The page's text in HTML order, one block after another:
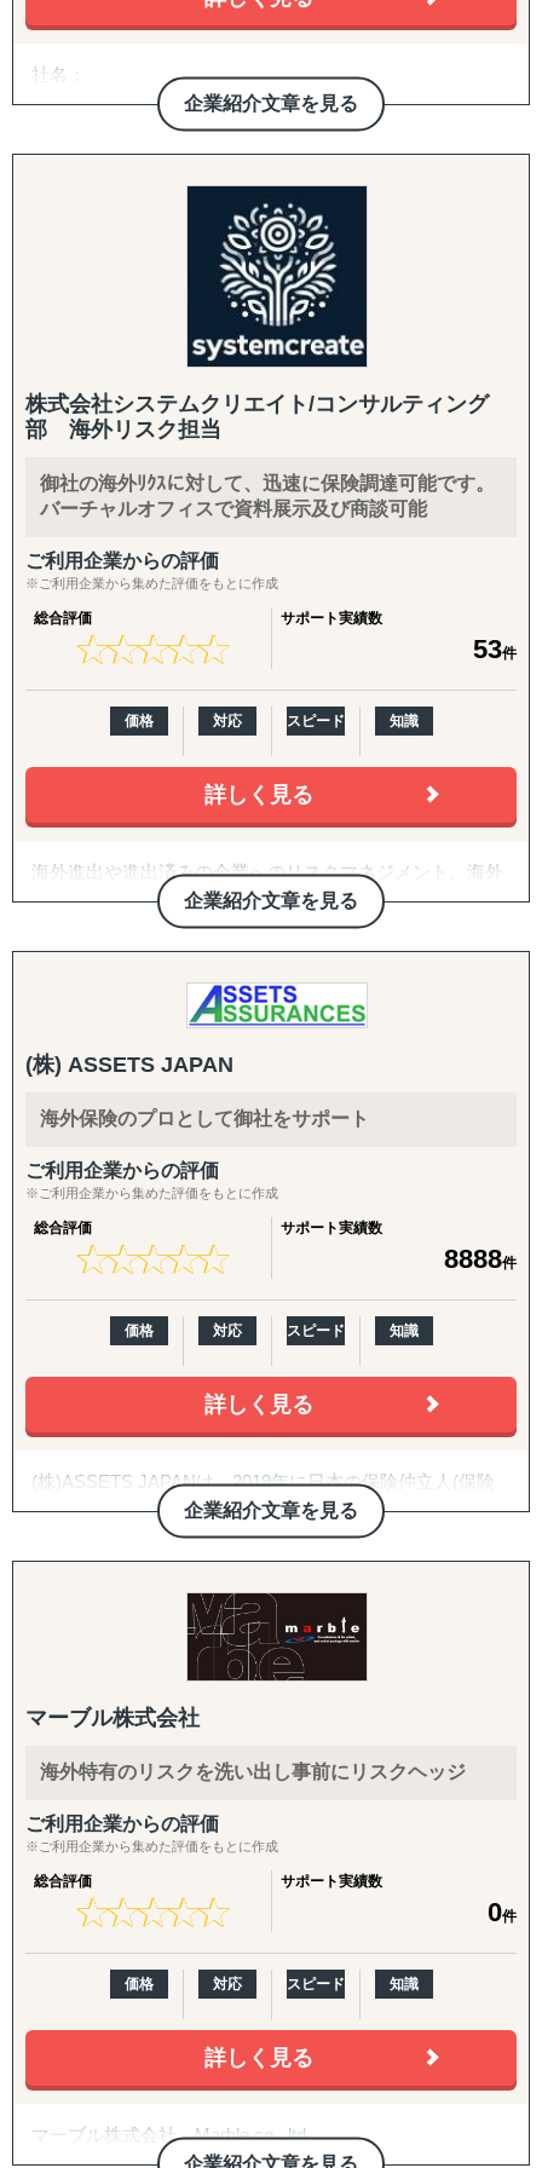
企業紹介文章を見る
社名：
株式会社 BEAM リスクマネージ
所在地：
【海外ビジネス保険センター（OBIC東京）】
〒150-0043 東京都渋谷区道玄坂1丁目10番8号
渋谷道玄坂東急ビル2F−C
〒651-0084 兵庫県神戸市中央区磯辺通1丁目1番18号
カサベラ国際プラザビル707
【丸亀本社】
〒763-0082 香川県丸亀市土器町東9丁目283
CLOVERKYOTOビルⅡ2A
【経営理念】
Purpose:「より良い日本の未来を創る」
Mission:「Human Evolution and Social Innovation」
Vision:
1 最先端かつ本物の金融保険サービスを通じて、全ての善
ず、正しく新時代への変革の一翼を担います。
２ 変化の激しいグローバル時代にあっても、自社の正しい
経営姿勢と最先端のノウハウを駆使したハイレベルな保険
提案を通じ、100年後に生き残る顧客を創ります。
を提供する」
・３つの価値観（A/C）
未然に防ぐ （Active Care）
挑戦をサポートする （Assist Challenges）
変化を受け入れる （not Afraid of Changes）
何のために経営しているのか：
経営指針書より抜粋
2. 真実に向き合い、命を懸けてよりよい世の中を創りたい
3. 自社はもちろん、100年後に生き残る顧客企業を創りた
4. 保険はとっても大事なものなのに業界の評価が低い⇒保
険業界の評価向上のため
5. 社員や社員の家族の生活、また自身の家族の生活のため
上記、短い人生における可能性へのあくなき挑戦であ
社是：「勇気 × 挑戦」
株式会社システムクリエイト/コンサルティング
部 海外リスク担当
御社の海外ﾘｸｽに対して、迅速に保険調達可能です。
バーチャルオフィスで資料展示及び商談可能
ご利用企業からの評価
※ご利用企業から集めた評価をもとに作成
総合評価
★★★★★
★★★★★
サポート実績数
53件
価格 対応 スピード 知識
詳しく見る
企業紹介文章を見る
海外進出や進出済みの企業へのリスクマネジメント、海外
PL保険をはじめとして海外のリスクを国内で調達するお手
伝いをいたします。
伝統と革新の京都からお手伝いいたします。
(株) ASSETS JAPAN
海外保険のプロとして御社をサポート
ご利用企業からの評価
※ご利用企業から集めた評価をもとに作成
総合評価
★★★★★
★★★★★
サポート実績数
8888件
価格 対応 スピード 知識
詳しく見る
企業紹介文章を見る
(株)ASSETS JAPANは、2019年に日本の保険仲立人(保険
ブローカー)として登録し、日本での営業を開始しました。
日本で保険仲立人(保険ブローカー)はあまり一般ではあり
ませんが、欧米など世界的に見ると日本でよく見かける保
険代理店より保険仲立人(保険ブローカー)の方が、企業保
険の販売では一般的です。
(株)ASSETS JAPANの経営陣は、海外の保険ブローカーの
社・保険代理店で経験を積んできたものの、「海外＋日
(保険ブローカー)の強みを生かして、通常の代理店ではで
きないお客様の海外進出のリスクの洗い出しを行い、リス
クマネージメントの提案を行います。
あるリスクに対して、お客様自身で対応するのがいいの
か、それともリスクヘッジで保険を掛けた方がいいのかな
どの的確なアドバイスをいたします。
マーブル株式会社
海外特有のリスクを洗い出し事前にリスクヘッジ
ご利用企業からの評価
※ご利用企業から集めた評価をもとに作成
総合評価
★★★★★
★★★★★
サポート実績数
0件
価格 対応 スピード 知識
詳しく見る
企業紹介文章を見る
マーブル株式会社 Marble co., ltd.